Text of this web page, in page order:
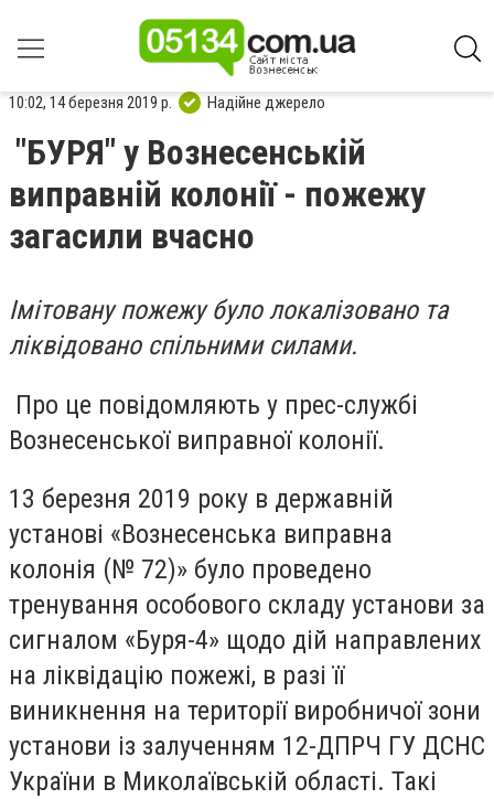
10:02, 14 березня 2019 р. Надійне джерело
"БУРЯ" у Вознесенській
виправній колонії - пожежу
загасили вчасно
Імітовану пожежу було локалізовано та
ліквідовано спільними силами.
Про це повідомляють у прес-службі
Вознесенської виправної колонії.
13 березня 2019 року в державній
установі «Вознесенська виправна
колонія (№ 72)» було проведено
тренування особового складу установи за
сигналом «Буря-4» щодо дій направлених
на ліквідацію пожежі, в разі її
виникнення на території виробничої зони
установи із залученням 12-ДПРЧ ГУ ДСНС
України в Миколаївській області. Такі